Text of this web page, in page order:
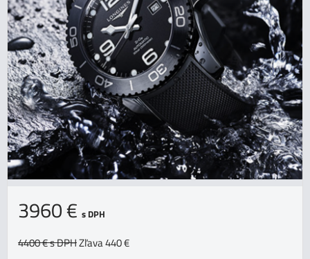
3960 € s DPH
4400 €s DPHZľava 440 €